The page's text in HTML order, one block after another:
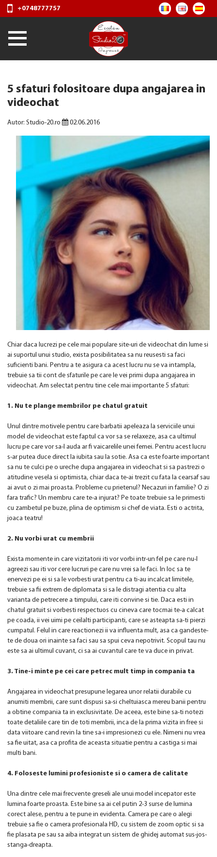
+0748777757
​5 sfaturi folositoare dupa angajarea in
videochat
Autor: Studio-20.ro 02.06.2016
Chiar daca lucrezi pe cele mai populare site-uri de videochat din lume si
ai suportul unui studio, exista posibilitatea sa nu reusesti sa faci
suficienti bani. Pentru a te asigura ca acest lucru nu se va intampla,
trebuie sa tii cont de sfaturile pe care le vei primi dupa angajarea in
videochat. Am selectat pentru tine cele mai importante 5 sfaturi:
1. Nu te plange membrilor pe chatul gratuit
Unul dintre motivele pentru care barbatii apeleaza la serviciile unui
model de videochat este faptul ca vor sa se relaxeze, asa ca ultimul
lucru pe care vor sa-l auda ar fi vaicarelile unei femei. Pentru acest lucru
s-ar putea duce direct la iubita sau la sotie. Asa ca este foarte important
sa nu te culci pe o ureche dupa angajarea in videochat si sa pastrezi o
atitudine vesela si optimista, chiar daca te-ai trezit cu fata la cearsaf sau
ai avut o zi mai proasta. Probleme cu prietenul? Necazuri in familie? O zi
fara trafic? Un membru care te-a injurat? Pe toate trebuie sa le primesti
cu zambetul pe buze, plina de optimism si chef de viata. Esti o actrita,
joaca teatru!
2. Nu vorbi urat cu membrii
Exista momente in care vizitatorii iti vor vorbi intr-un fel pe care nu-l
agreezi sau iti vor cere lucruri pe care nu vrei sa le faci. In loc sa te
enervezi pe ei si sa le vorbesti urat pentru ca ti-au incalcat limitele,
trebuie sa fii extrem de diplomata si sa le distragi atentia cu alta
varianta de petrecere a timpului, care iti convine si tie. Daca esti in
chatul gratuit si vorbesti respectuos cu cineva care tocmai te-a calcat
pe coada, ii vei uimi pe ceilalti participanti, care se asteapta sa-ti pierzi
cumpatul. Felul in care reactionezi ii va influenta mult, asa ca gandeste-
te de doua ori inainte sa faci sau sa spui ceva nepotrivit. Scopul tau nu
este sa ai ultimul cuvant, ci sa ai cuvantul care te va duce in privat.
3. Tine-i minte pe cei care petrec mult timp in compania ta
Angajarea in videochat presupune legarea unor relatii durabile cu
anumiti membrii, care sunt dispusi sa-si cheltuiasca mereu banii pentru
a obtine compania ta in exclusivitate. De aceea, este bine sa-ti notezi
toate detaliile care tin de toti membrii, inca de la prima vizita in free si
data viitoare cand revin la tine sa-i impresionezi cu ele. Nimeni nu vrea
sa fie uitat, asa ca profita de aceasta situatie pentru a castiga si mai
multi bani.
4. Foloseste lumini profesioniste si o camera de calitate
Una dintre cele mai frecvente greseli ale unui model incepator este
lumina foarte proasta. Este bine sa ai cel putin 2-3 surse de lumina
corect alese, pentru a te pune in evidenta. Camera pe care o alegi
trebuie sa fie o camera profesionala HD, cu sistem de zoom optic si sa
fie plasata pe sau sa aiba integrat un sistem de ghidej automat sus-jos-
stanga-dreapta.